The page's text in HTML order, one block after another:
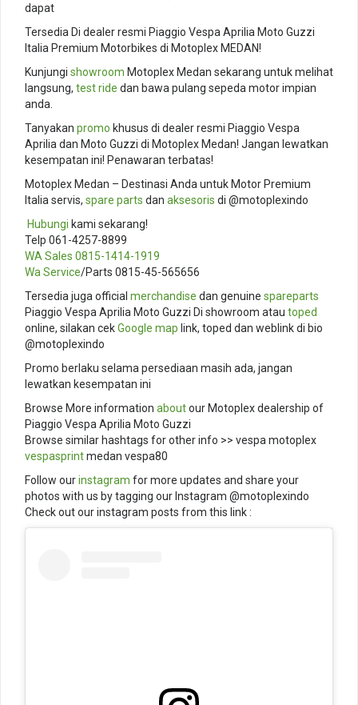
dapat
Tersedia Di dealer resmi Piaggio Vespa Aprilia Moto Guzzi
Italia Premium Motorbikes di Motoplex MEDAN!
Kunjungi showroom Motoplex Medan sekarang untuk melihat
langsung, test ride dan bawa pulang sepeda motor impian
anda.
Tanyakan promo khusus di dealer resmi Piaggio Vespa
Aprilia dan Moto Guzzi di Motoplex Medan! Jangan lewatkan
kesempatan ini! Penawaran terbatas!
Motoplex Medan – Destinasi Anda untuk Motor Premium
Italia servis, spare parts dan aksesoris di @motoplexindo
Hubungi kami sekarang!
Telp 061-4257-8899
WA Sales 0815-1414-1919
Wa Service/Parts 0815-45-565656
Tersedia juga official merchandise dan genuine spareparts
Piaggio Vespa Aprilia Moto Guzzi Di showroom atau toped
online, silakan cekGoogle map link, toped dan weblink di bio
@motoplexindo
Promo berlaku selama persediaan masih ada, jangan
lewatkan kesempatan ini
Browse More information aboutour Motoplex dealership of
Piaggio Vespa Aprilia Moto Guzzi
Browse similar hashtags for other info >> vespa motoplex
vespasprintmedan vespa80
Follow ourinstagram for more updates and share your
photos with us by tagging our Instagram @motoplexindo
Check out our instagram posts from this link :